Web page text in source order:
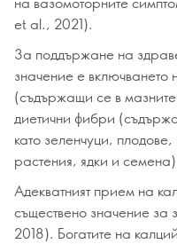
et al., 2021).
За поддържане на
значение е
(съдържащи се в
диетични фибри
като зеленчуци,
растения, ядки и
Адекватният прием на
съществено значение за
2018). Богатите на